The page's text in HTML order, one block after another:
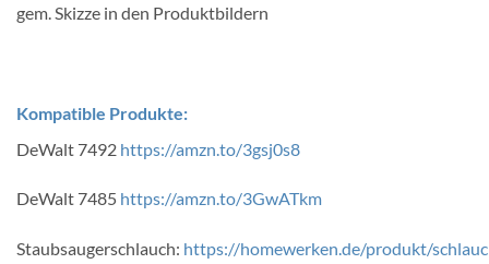
gem. Skizze in den Produktbildern
Kompatible Produkte:
DeWalt 7492 https://amzn.to/3gsj0s8
DeWalt 7485 https://amzn.to/3GwATkm
Staubsaugerschlauch: https://homewerken.de/produkt/